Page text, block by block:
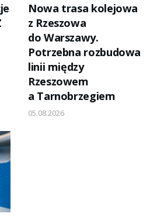
Nowa trasa kolejowa
z Rzeszowa
do Warszawy.
Potrzebna rozbudowa
linii między
Rzeszowem
a Tarnobrzegiem
05.08.2026